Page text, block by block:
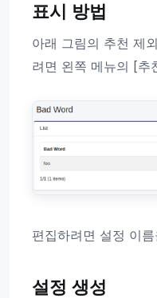
표시 방법
아래 그림의 추천 제
려면 왼쪽 메뉴의 [추
편집하려면 설정 이
설정 생성